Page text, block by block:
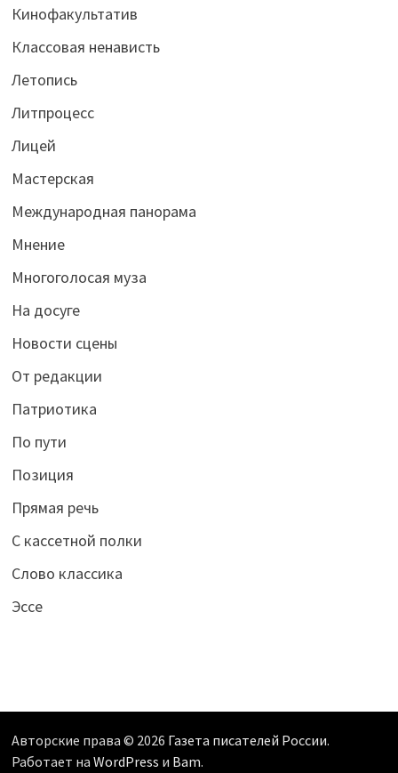
Кинофакультатив
Классовая ненависть
Летопись
Литпроцесс
Лицей
Мастерская
Международная панорама
Мнение
Многоголосая муза
На досуге
Новости сцены
От редакции
Патриотика
По пути
Позиция
Прямая речь
С кассетной полки
Слово классика
Эссе
Авторские права © 2026 Газета писателей России.
Работает на WordPress и Bam.